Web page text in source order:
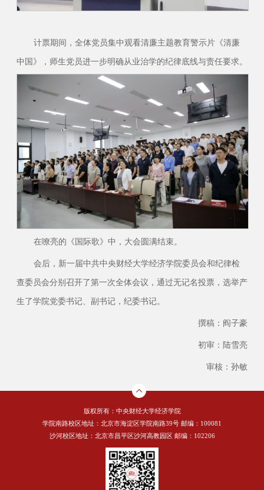
计票期间，全体党员集中观看清廉主题教育警示片《清廉
中国》，师生党员进一步明确从业治学的纪律底线与责任要求。
在嘹亮的《国际歌》中，大会圆满结束。
会后，新一届中共中央财经大学经济学院委员会和纪律检
查委员会分别召开了第一次全体会议，通过无记名投票，选举产
生了学院党委书记、副书记，纪委书记。
撰稿：阎子豪
初审：陆雪亮
审核：孙敏
版权所有：中央财经大学经济学院
学院南路校区地址：北京市海淀区学院南路39号 邮编：100081
沙河校区地址：北京市昌平区沙河高教园区 邮编：102206